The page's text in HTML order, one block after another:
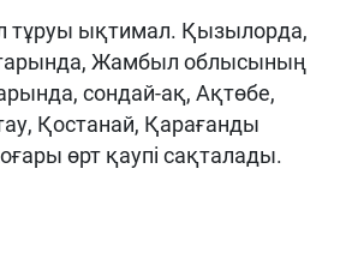
тұруы ықтимал. Қызылорда,
Жамбыл облысының
сондай-ақ, Ақтөбе,
Қостанай, Қарағанды
өрт қаупі сақталады.